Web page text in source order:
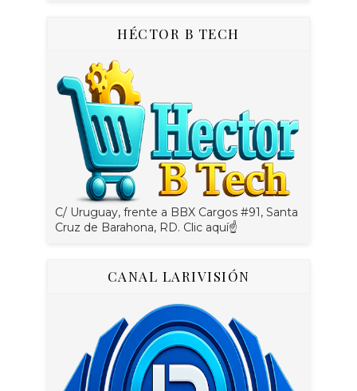
HÉCTOR B TECH
C/ Uruguay, frente a BBX Cargos #91, Santa
Cruz de Barahona, RD. Clic aquí☝
CANAL LARIVISIÓN